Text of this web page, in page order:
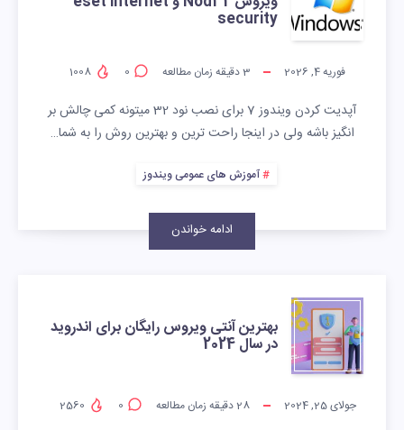
security
فوریه 4, 2026 3دقیقه زمان مطالعه 0
آپدیت کردن ویندوز 7 برای نصب نود 32 میتونه کمی چالش بر
انگیز باشه ولی در اینجا راحت ترین و بهترین روش را به شما…
آموزش های عمومی ویندوز
ادامه خواندن
بهترین آنتی ویروس رایگان برای اندروید
در سال 2024
جولای 25, 2024 28دقیقه زمان مطالعه 0